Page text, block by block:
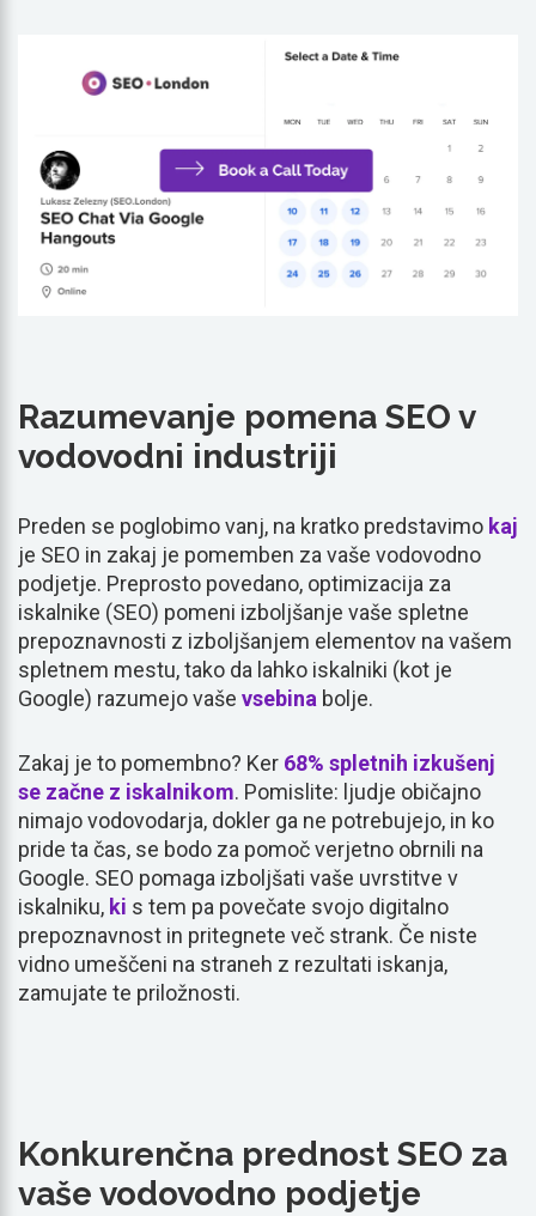
Razumevanje pomena SEO v
vodovodni industriji
Preden se poglobimo vanj, na kratko predstavimo kaj
je SEO in zakaj je pomemben za vaše vodovodno
podjetje. Preprosto povedano, optimizacija za
iskalnike (SEO) pomeni izboljšanje vaše spletne
prepoznavnosti z izboljšanjem elementov na vašem
spletnem mestu, tako da lahko iskalniki (kot je
Google) razumejo vaše vsebina bolje.
Zakaj je to pomembno? Ker 68% spletnih izkušenj
se začne z iskalnikom. Pomislite: ljudje običajno
nimajo vodovodarja, dokler ga ne potrebujejo, in ko
pride ta čas, se bodo za pomoč verjetno obrnili na
Google. SEO pomaga izboljšati vaše uvrstitve v
iskalniku, ki s tem pa povečate svojo digitalno
prepoznavnost in pritegnete več strank. Če niste
vidno umeščeni na straneh z rezultati iskanja,
zamujate te priložnosti.
Konkurenčna prednost SEO za
vaše vodovodno podjetje